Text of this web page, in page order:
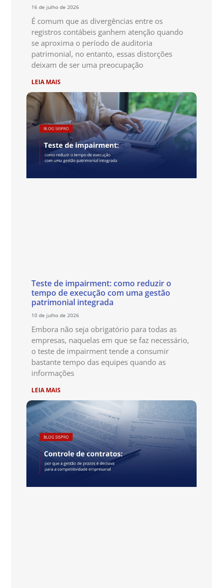
16 de julho de 2026
É comum que as divergências entre os
registros contábeis ganhem atenção quando
se aproxima o período de auditoria
patrimonial, no entanto, essas distorções
deixam de ser uma preocupação
LEIA MAIS
Teste de impairment: como reduzir o
tempo de execução com uma gestão
patrimonial integrada
10 de julho de 2026
Embora não seja obrigatório para todas as
empresas, naquelas em que se faz necessário,
o teste de impairment tende a consumir
bastante tempo das equipes quando as
informações
LEIA MAIS